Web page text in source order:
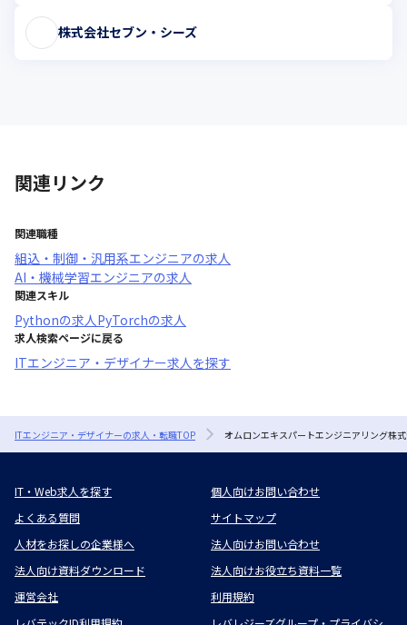
株式会社セブン・シーズ
関連リンク
関連職種
組込・制御・汎用系エンジニアの求人
AI・機械学習エンジニアの求人
関連スキル
Pythonの求人 PyTorchの求人
求人検索ページに戻る
ITエンジニア・デザイナー求人を探す
ITエンジニア・デザイナーの求人・転職TOP オムロンエキスパートエンジニアリング株
IT・Web求人を探す
個人向けお問い合わせ
よくある質問
サイトマップ
人材をお探しの企業様へ
法人向けお問い合わせ
法人向け資料ダウンロード
法人向けお役立ち資料一覧
運営会社
利用規約